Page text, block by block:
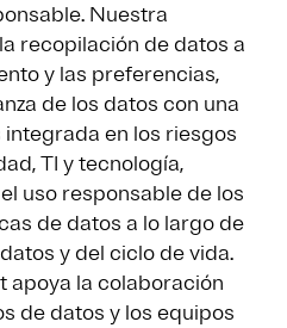
Nuestra
recopilación de datos a
y las preferencias,
de los datos con una
en los riesgos
TI y tecnología,
uso responsable de los
de datos a lo largo de
y del ciclo de vida.
apoya la colaboración
de datos y los equipos